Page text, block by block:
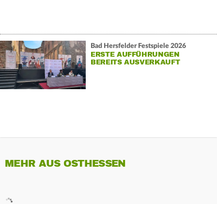
Bad Hersfelder Festspiele 2026
ERSTE AUFFÜHRUNGEN
BEREITS AUSVERKAUFT
MEHR AUS OSTHESSEN